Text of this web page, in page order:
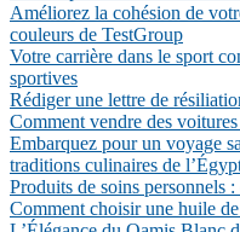
Améliorez la cohésion de
couleurs de TestGroup
Votre carrière dans le sport
sportives
Rédiger une lettre de
Comment vendre des
Embarquez pour un voyage
traditions culinaires de
Produits de soins personnels
Comment choisir une huile